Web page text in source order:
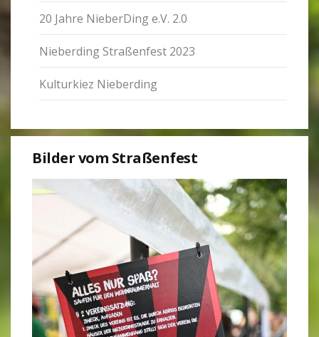
20 Jahre Nie­ber­Ding e.V. 2.0
Nie­ber­ding Stra­ßen­fest 2023
Kul­tur­kiez Nie­ber­ding
Bilder vom Stra­ßen­fest